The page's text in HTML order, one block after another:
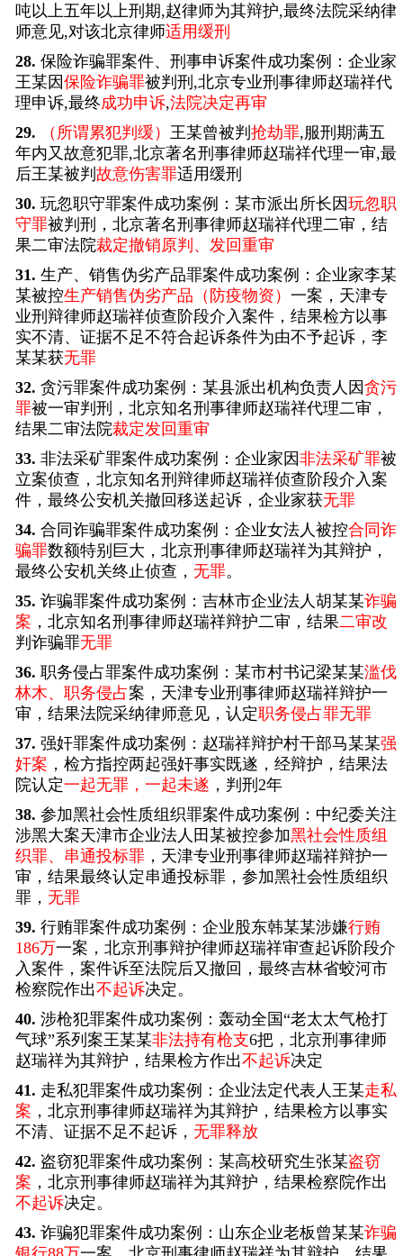
吨以上五年以上刑期,赵律师为其辩护,最终法院采纳律
师意见,对该北京律师适用缓刑
28. 保险诈骗罪案件、刑事申诉案件成功案例：企业家
王某因保险诈骗罪被判刑,北京专业刑事律师赵瑞祥代
理申诉,最终成功申诉,法院决定再审
29.
（所谓累犯判缓） 王某曾被判 抢劫罪,服刑期满五
年内又故意犯罪,北京著名刑事律师赵瑞祥代理一审,最
后王某被判 故意伤害罪适用缓刑
30. 玩忽职守罪案件成功案例：某市派出所长因玩忽职
守罪被判刑，北京著名刑事律师赵瑞祥代理二审，结
果二审法院裁定撤销原判、发回重审
31. 生产、销售伪劣产品罪案件成功案例：企业家李某
某被控生产销售伪劣产品（防疫物资） 一案，天津专
业刑辩律师赵瑞祥侦查阶段介入案件，结果检方以事
实不清、证据不足不符合起诉条件为由不予起诉，李
某某获无罪
32. 贪污罪案件成功案例：某县派出机构负责人因贪污
罪被一审判刑，北京知名刑事律师赵瑞祥代理二审，
结果二审法院裁定发回重审
33. 非法采矿罪案件成功案例：企业家因非法采矿罪被
立案侦查，北京知名刑辩律师赵瑞祥侦查阶段介入案
件，最终公安机关撤回移送起诉，企业家获无罪
34. 合同诈骗罪案件成功案例：企业女法人被控合同诈
骗罪数额特别巨大，北京刑事律师赵瑞祥为其辩护，
最终公安机关终止侦查， 无罪。
35. 诈骗罪案件成功案例：吉林市企业法人胡某某诈骗
案 ，北京知名刑事律师赵瑞祥辩护二审，结果二审改
判诈骗罪无罪
36. 职务侵占罪案件成功案例：某市村书记梁某某滥伐
林木、职务侵占案，天津专业刑事律师赵瑞祥辩护一
审，结果法院采纳律师意见，认定职务侵占罪无罪
37. 强奸罪案件成功案例：赵瑞祥辩护村干部马某某强
奸案 ，检方指控两起强奸事实既遂，经辩护，结果法
院认定一起无罪，一起未遂 ，判刑2年
38. 参加黑社会性质组织罪案件成功案例：中纪委关注
涉黑大案天津市企业法人田某被控参加黑社会性质组
织罪、串通投标罪 ，天津专业刑事律师赵瑞祥辩护一
审，结果最终认定串通投标罪，参加黑社会性质组织
罪， 无罪
39. 行贿罪案件成功案例：企业股东韩某某涉嫌行贿
186万一案，北京刑事辩护律师赵瑞祥审查起诉阶段介
入案件，案件诉至法院后又撤回，最终吉林省蛟河市
检察院作出不起诉决定。
40. 涉枪犯罪案件成功案例：轰动全国“老太太气枪打
气球”系列案王某某非法持有枪支6把，北京刑事律师
赵瑞祥为其辩护，结果检方作出不起诉决定
41. 走私犯罪案件成功案例：企业法定代表人王某走私
案 ，北京刑事律师赵瑞祥为其辩护，结果检方以事实
不清、证据不足不起诉， 无罪释放
42. 盗窃犯罪案件成功案例：某高校研究生张某盗窃
案 ，北京刑事律师赵瑞祥为其辩护，结果检察院作出
不起诉决定。
43. 诈骗犯罪案件成功案例：山东企业老板曾某某诈骗